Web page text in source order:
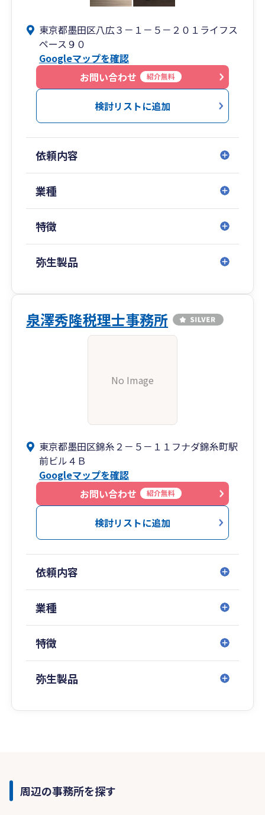
東京都墨田区八広３－１－５－２０１ライフス
ペース９０
Googleマップを確認
お問い合わせ
紹介無料
検討リストに追加
依頼内容
業種
特徴
弥生製品
泉澤秀隆税理士事務所
No Image
東京都墨田区錦糸２－５－１１フナダ錦糸町駅
前ビル４Ｂ
Googleマップを確認
お問い合わせ
紹介無料
検討リストに追加
依頼内容
業種
特徴
弥生製品
周辺の事務所を探す